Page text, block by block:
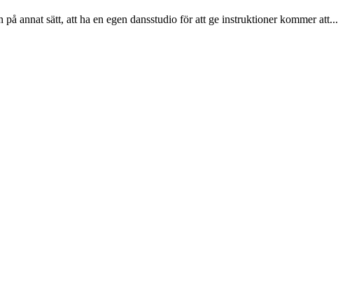
annat sätt, att ha en egen dansstudio för att ge instruktioner kommer att...